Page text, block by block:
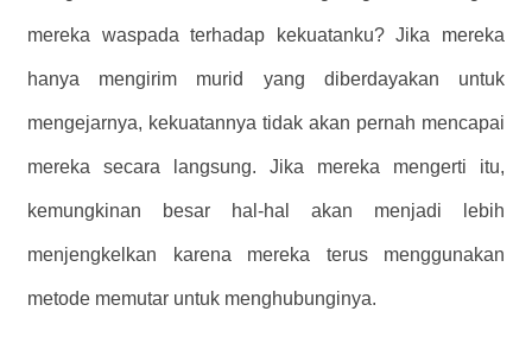
mereka waspada terhadap kekuatanku? Jika mereka
hanya mengirim murid yang diberdayakan untuk
mengejarnya, kekuatannya tidak akan pernah mencapai
mereka secara langsung. Jika mereka mengerti itu,
kemungkinan besar hal-hal akan menjadi lebih
menjengkelkan karena mereka terus menggunakan
metode memutar untuk menghubunginya.